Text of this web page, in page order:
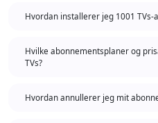
Hvordan installerer jeg 1001 TVs-
Hvilke abonnementsplaner og
TVs?
Hvordan annullerer jeg mit